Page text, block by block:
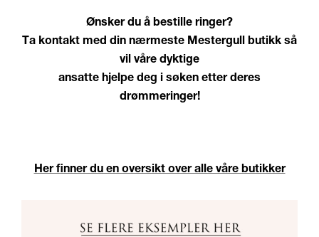
Ønsker du å bestille ringer?
Ta kontakt med din nærmeste Mestergull butikk så
vil våre dyktige
ansatte hjelpe deg i søken etter deres
drømmeringer!
Her finner du en oversikt over alle våre butikker